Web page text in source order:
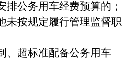
公务用车经费预算的；
按规定履行管理监督职
超标准配备公务用车